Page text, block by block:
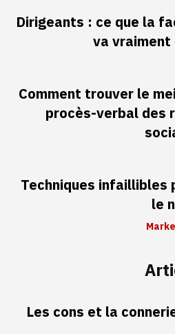
Dirigeants : ce que la
va vraiment
Comment trouver le
procès-verbal des
Techniques infaillibles
le
Les cons et la